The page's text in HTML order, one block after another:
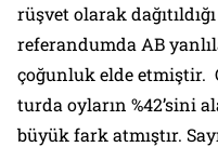
rüşvet olarak
referandumda AB
çoğunluk elde etmiştir.
turda oyların %42’sini
büyük fark atmıştır.